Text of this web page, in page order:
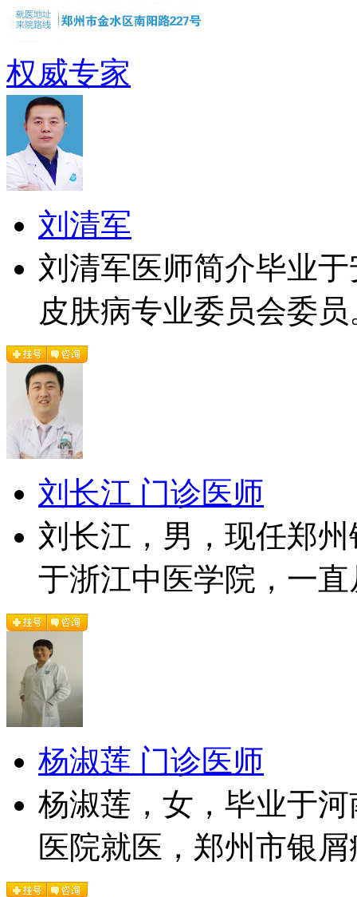
权威专家
刘清军
刘清军医师简介毕业
皮肤病专业委员会委
刘长江 门诊医师
刘长江，男，现任郑
于浙江中医学院，一直
杨淑莲 门诊医师
杨淑莲，女，毕业于
医院就医，郑州市银